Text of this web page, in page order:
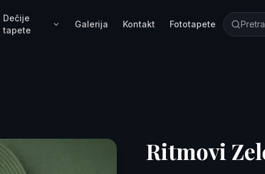
Dečije
tapete
Galerija Kontakt Fototapete
Ritmovi